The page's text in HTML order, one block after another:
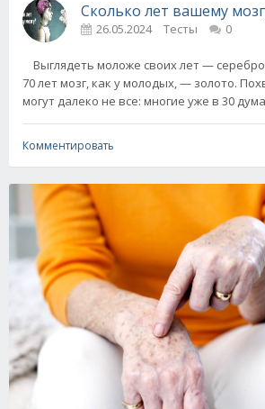
Сколько лет вашему
26.05.2024 Тесты 0
Выглядеть моложе своих лет —
70 лет мозг, как у молодых, — золото.
могут далеко не все: многие уже в 30
Комментировать